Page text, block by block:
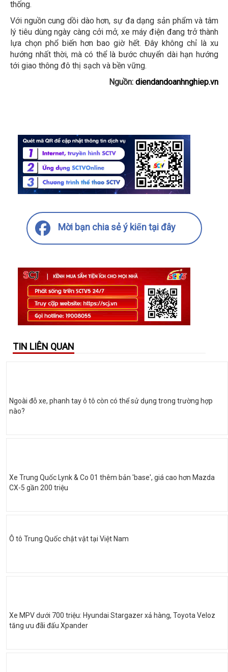
thống.
Với nguồn cung dồi dào hơn, sự đa dạng sản phẩm và tâm
lý tiêu dùng ngày càng cởi mở, xe máy điện đang trở thành
lựa chọn phổ biến hơn bao giờ hết. Đây không chỉ là xu
hướng nhất thời, mà có thể là bước chuyển dài hạn hướng
tới giao thông đô thị sạch và bền vững.
Nguồn: diendandoanhnghiep.vn
Mời bạn chia sẻ ý kiến tại đây
TIN LIÊN QUAN
Ngoài đỗ xe, phanh tay ô tô còn có thể sử dụng trong trường hợp
nào?
Xe Trung Quốc Lynk & Co 01 thêm bản 'base', giá cao hơn Mazda
CX-5 gần 200 triệu
Ô tô Trung Quốc chật vật tại Việt Nam
Xe MPV dưới 700 triệu: Hyundai Stargazer xả hàng, Toyota Veloz
tăng ưu đãi đấu Xpander